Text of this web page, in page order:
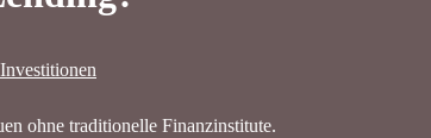
ohne traditionelle Finanzinstitute.